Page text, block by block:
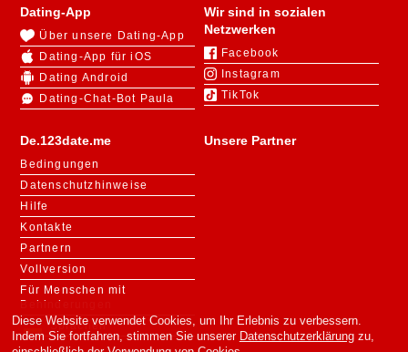
De.123date.me
Bedingungen
Datenschutzhinweise
Hilfe
Kontakte
Partnern
Vollversion
Für Menschen mit
Behinderungen
Sprachen
Dating-App
Über unsere Dating-App
Dating-App für iOS
Dating Android
Dating-Chat-Bot Paula
Wir sind in sozialen
Netzwerken
Facebook
Instagram
TikTok
Unsere Partner
Diese Website verwendet Cookies, um Ihr Erlebnis zu verbessern.
Indem Sie fortfahren, stimmen Sie unserer Datenschutzerklärungzu,